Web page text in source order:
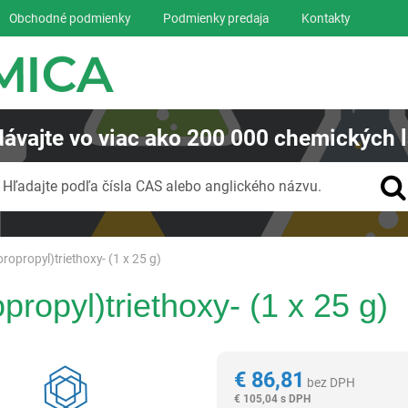
(1 x 25 g)
(1 x 25 g)
€86,81 bez DPH
€ 105,04 s DPH
Obchodné podmienky Podmienky predaja Kontakty
vo viac ako200 000 chemických
Hľadajte podľa čísla CAS alebo anglického názvu.